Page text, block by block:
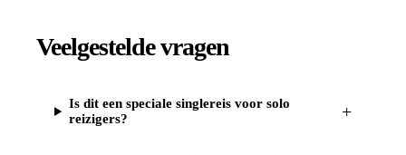
Veelgestelde vragen
Is dit een speciale singlereis voor solo
reizigers?
+